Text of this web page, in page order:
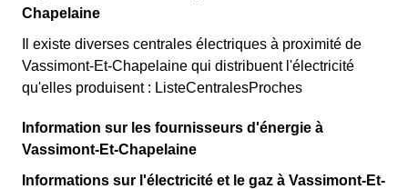
Chapelaine
Il existe diverses centrales électriques à proximité de
Vassimont-Et-Chapelaine qui distribuent l'électricité
qu'elles produisent : ListeCentralesProches
Information sur les fournisseurs d'énergie à
Vassimont-Et-Chapelaine
Informations sur l'électricité et le gaz à Vassimont-Et-